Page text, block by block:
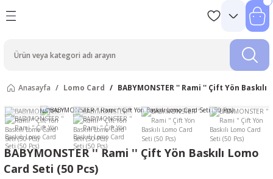
Anasayfa Lomo Card BABYMONSTER '' Rami '' Çift Yön
BABYMONSTER '' Rami '' Çift Yön Baskılı Lomo
Card Seti (50 Pcs)